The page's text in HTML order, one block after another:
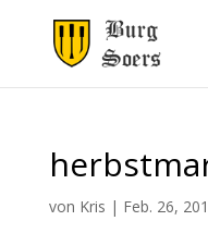
von Kris | Feb. 26,